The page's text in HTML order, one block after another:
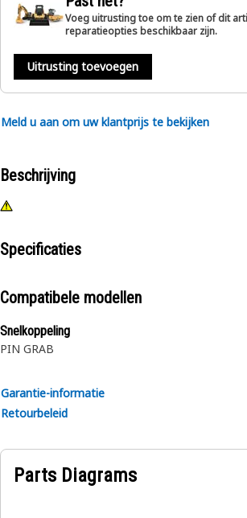
Voeg uitrusting toe om te zien of dit
reparatieopties beschikbaar zijn.
Uitrusting toevoegen
Meld u aan om uw klantprijs te bekijken
Beschrijving
Specificaties
Compatibele modellen
Snelkoppeling
PIN GRAB
Garantie-informatie
Retourbeleid
Parts Diagrams